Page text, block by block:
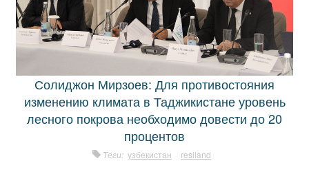
Солиджон Мирзоев: Для противостояния
изменению климата в Таджикистане уровень
лесного покрова необходимо довести до 20
процентов
Теги: узбекистан resiland